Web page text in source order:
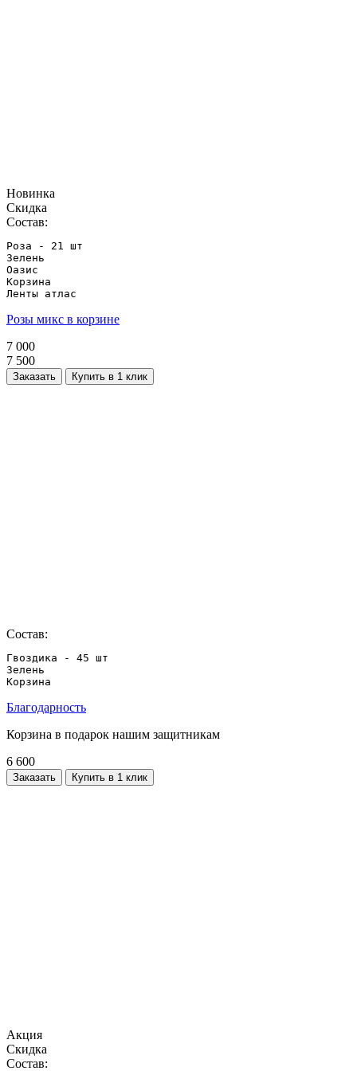
Новинка
Скидка
Состав:
Роза - 21 шт
Зелень
Оазис
Корзина
Ленты атлас
Розы микс в корзине
7 000
7 500
Заказать Купить в 1 клик
Состав:
Гвоздика - 45 шт
Зелень
Благодарность
Корзина в подарок нашим защитникам
6 600
Заказать Купить в 1 клик
Акция
Скидка
Состав: